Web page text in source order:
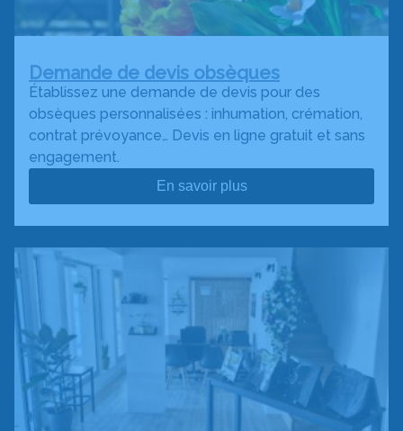
Demande de devis obsèques
Établissez une demande de devis pour des
obsèques personnalisées : inhumation, crémation,
contrat prévoyance… Devis en ligne gratuit et sans
engagement.
En savoir plus